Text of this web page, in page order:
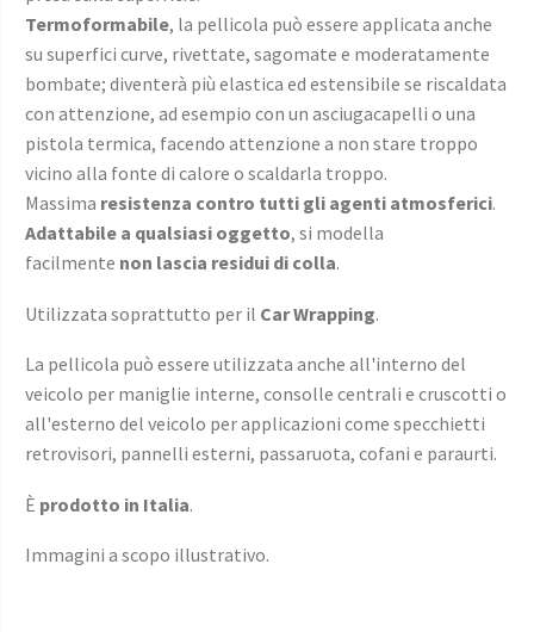
Termoformabile, la pellicola può essere applicata anche
su superfici curve, rivettate, sagomate e moderatamente
bombate; diventerà più elastica ed estensibile se riscaldata
con attenzione, ad esempio con un asciugacapelli o una
pistola termica, facendo attenzione a non stare troppo
vicino alla fonte di calore o scaldarla troppo.
Massima resistenza contro tutti gli agenti atmosferici.
Adattabile a qualsiasi oggetto, si modella
facilmente non lascia residui di colla.
Utilizzata soprattutto per il Car Wrapping.
La pellicola può essere utilizzata anche all'interno del
veicolo per maniglie interne, consolle centrali e cruscotti o
all'esterno del veicolo per applicazioni come specchietti
retrovisori, pannelli esterni, passaruota, cofani e paraurti.
È prodotto in Italia.
Immagini a scopo illustrativo.